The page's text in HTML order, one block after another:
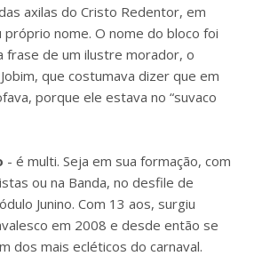
axilas do Cristo Redentor, em
próprio nome. O nome do bloco foi
frase de um ilustre morador, o
que costumava dizer que em
porque ele estava no “suvaco
- é multi. Seja em sua formação, com
ou na Banda, no desfile de
Junino. Com 13 aos, surgiu
em 2008 e desde então se
dos mais ecléticos do carnaval.